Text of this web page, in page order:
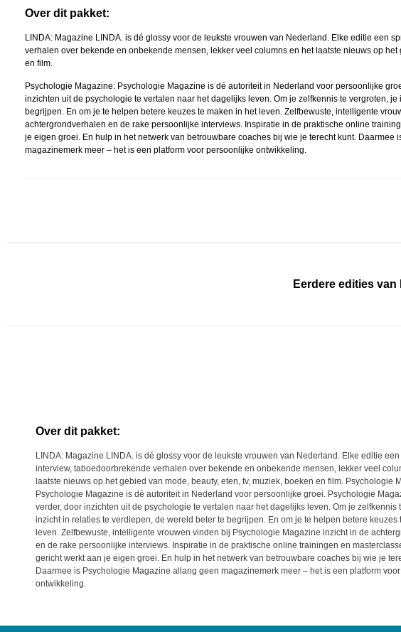
Over dit pakket:
LINDA: Magazine LINDA. is dé glossy voor de leukste vrouwen van Nederland. Elke editie een
verhalen over bekende en onbekende mensen, lekker veel columns en het laatste nieuws op het
en film.
Psychologie Magazine: Psychologie Magazine is dé autoriteit in Nederland voor persoonlijke
inzichten uit de psychologie te vertalen naar het dagelijks leven. Om je zelfkennis te vergroten,
begrijpen. En om je te helpen betere keuzes te maken in het leven. Zelfbewuste, intelligente
achtergrondverhalen en de rake persoonlijke interviews. Inspiratie in de praktische online
je eigen groei. En hulp in het netwerk van betrouwbare coaches bij wie je terecht kunt. Daarmee
magazinemerk meer – het is een platform voor persoonlijke ontwikkeling.
Eerdere edities
Over dit pakket:
LINDA: Magazine LINDA. is dé glossy voor de leukste vrouwen van Nederland. Elke editie
interview, taboedoorbrekende verhalen over bekende en onbekende mensen, lekker veel
laatste nieuws op het gebied van mode, beauty, eten, tv, muziek, boeken en film. Psychologie
Psychologie Magazine is dé autoriteit in Nederland voor persoonlijke groei. Psychologie
verder, door inzichten uit de psychologie te vertalen naar het dagelijks leven. Om je zelfkennis
inzicht in relaties te verdiepen, de wereld beter te begrijpen. En om je te helpen betere keuzes
leven. Zelfbewuste, intelligente vrouwen vinden bij Psychologie Magazine inzicht in de
en de rake persoonlijke interviews. Inspiratie in de praktische online trainingen en
gericht werkt aan je eigen groei. En hulp in het netwerk van betrouwbare coaches bij wie je
Daarmee is Psychologie Magazine allang geen magazinemerk meer – het is een platform
ontwikkeling.